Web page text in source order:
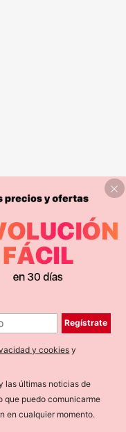
Regístrate
y cookiesy
las últimas noticias de
que puedo comunicarme
en cualquier momento.